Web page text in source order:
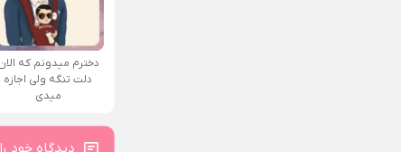
دخترم میدونم که
دلت تنگه ولی اجازه
میدی